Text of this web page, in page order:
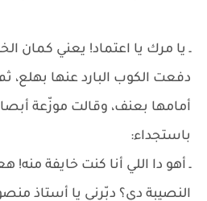
ـ يا مرك يا اعتماد! يعني كمان
دفعت الكوب البارد عنها بهلع،
أمامها بعنف، وقالت موزّعة
باستجداء:
ـ أهو دا اللي أنا كنت خايفة
النصيبة دي؟ دبّرني يا أستاذ